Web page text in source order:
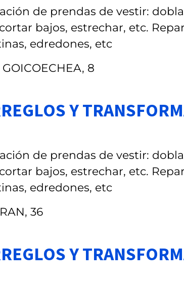
de prendas de vestir:
bajos, estrechar, etc.
edredones, etc
8
Y
de prendas de vestir:
bajos, estrechar, etc.
edredones, etc
36
Y